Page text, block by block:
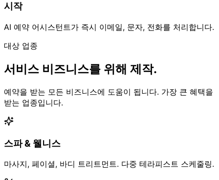
시작
AI 예약 어시스턴트가 즉시 이메일, 문자, 전화를 처리합니다.
대상 업종
서비스 비즈니스를 위해 제작.
예약을 받는 모든 비즈니스에 도움이 됩니다. 가장 큰 혜택을
받는 업종입니다.
스파 & 웰니스
마사지, 페이셜, 바디 트리트먼트. 다중 테라피스트 스케줄링.